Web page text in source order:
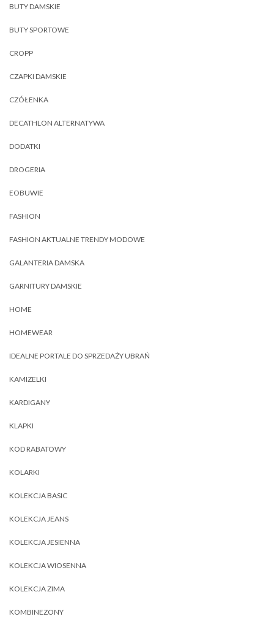
BUTY DAMSKIE
BUTY SPORTOWE
CROPP
CZAPKI DAMSKIE
CZÓŁENKA
DECATHLON ALTERNATYWA
DODATKI
DROGERIA
EOBUWIE
FASHION
FASHION AKTUALNE TRENDY MODOWE
GALANTERIA DAMSKA
GARNITURY DAMSKIE
HOME
HOMEWEAR
IDEALNE PORTALE DO SPRZEDAŻY UBRAŃ
KAMIZELKI
KARDIGANY
KLAPKI
KOD RABATOWY
KOLARKI
KOLEKCJA BASIC
KOLEKCJA JEANS
KOLEKCJA JESIENNA
KOLEKCJA WIOSENNA
KOLEKCJA ZIMA
KOMBINEZONY